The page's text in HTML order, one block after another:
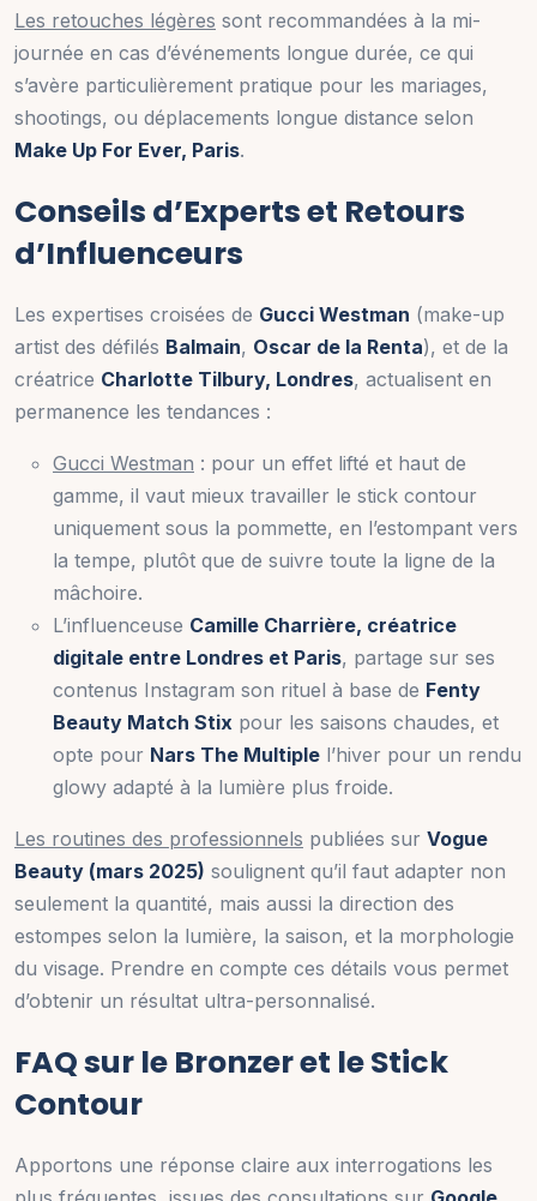
Les retouches légères sont recommandées à la mi-
journée en cas d’événements longue durée, ce qui
s’avère particulièrement pratique pour les mariages,
shootings, ou déplacements longue distance selon
Make Up For Ever, Paris.
Conseils d’Experts et Retours
d’Influenceurs
Les expertises croisées de Gucci Westman (make-up
artist des défilés Balmain, Oscar de la Renta), et de la
créatrice Charlotte Tilbury, Londres, actualisent en
permanence les tendances :
Gucci Westman : pour un effet lifté et haut de
gamme, il vaut mieux travailler le stick contour
uniquement sous la pommette, en l’estompant vers
la tempe, plutôt que de suivre toute la ligne de la
mâchoire.
L’influenceuse Camille Charrière, créatrice
digitale entre Londres et Paris, partage sur ses
contenus Instagram son rituel à base de Fenty
Beauty Match Stix pour les saisons chaudes, et
opte pour Nars The Multiple l’hiver pour un rendu
glowy adapté à la lumière plus froide.
Les routines des professionnels publiées sur Vogue
Beauty (mars 2025) soulignent qu’il faut adapter non
seulement la quantité, mais aussi la direction des
estompes selon la lumière, la saison, et la morphologie
du visage. Prendre en compte ces détails vous permet
d’obtenir un résultat ultra-personnalisé.
FAQ sur le Bronzer et le Stick
Contour
Apportons une réponse claire aux interrogations les